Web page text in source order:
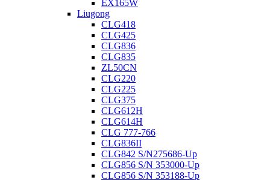
EX165W
Liugong
CLG418
CLG425
CLG836
CLG835
ZL50CN
CLG220
CLG225
CLG375
CLG612H
CLG614H
CLG 777-766
CLG836II
CLG842 S/N275686-Up
CLG856 S/N 353000-Up
CLG856 S/N 353188-Up